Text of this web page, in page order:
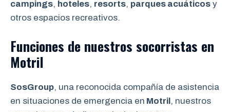
campings, hoteles, resorts, parques acuáticos y
otros espacios recreativos.
Funciones de nuestros socorristas en
Motril
SosGroup, una reconocida compañía de asistencia
en situaciones de emergencia en Motril, nuestros